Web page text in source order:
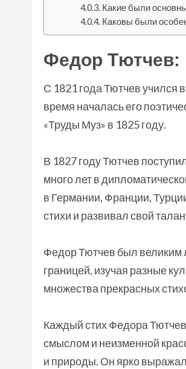
Какие были
Каковы были
Федор Тютчев:
С 1821 года Тютчев учился
время началась его
«Труды Муз» в 1825 году.
В 1827 году Тютчев
много лет в
в Германии, Франции,
стихи и развивал свой
Федор Тютчев был великим
границей, изучая разные
множества прекрасных
Каждый стих Федора
смыслом и неизменной
и природы. Он ярко